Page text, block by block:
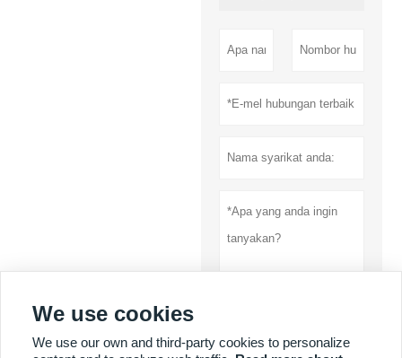
Menyerahkan
We use cookies
We use our own and third-party cookies to personalize